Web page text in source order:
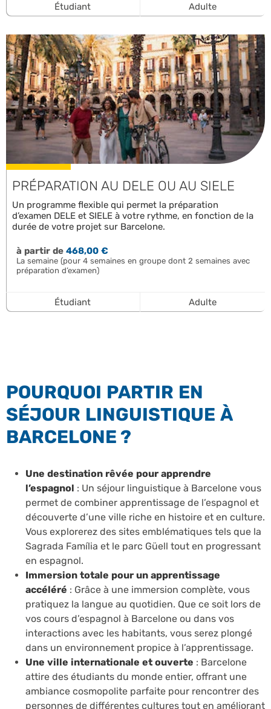
Étudiant Adulte
PRÉPARATION AU DELE OU AU SIELE
Un programme flexible qui permet la préparation
d’examen DELE et SIELE à votre rythme, en fonction de la
durée de votre projet sur Barcelone.
à partir de468,00 €
La semaine (pour 4 semaines en groupe dont 2 semaines avec
préparation d’examen)
Étudiant Adulte
POURQUOI PARTIR EN
SÉJOUR LINGUISTIQUE À
BARCELONE ?
Une destination rêvée pour apprendre
l’espagnol : Un séjour linguistique à Barcelone vous
permet de combiner apprentissage de l’espagnol et
découverte d’une ville riche en histoire et en culture.
Vous explorerez des sites emblématiques tels que la
Sagrada Família et le parc Güell tout en progressant
en espagnol.
Immersion totale pour un apprentissage
accéléré : Grâce à une immersion complète, vous
pratiquez la langue au quotidien. Que ce soit lors de
vos cours d’espagnol à Barcelone ou dans vos
interactions avec les habitants, vous serez plongé
dans un environnement propice à l’apprentissage.
Une ville internationale et ouverte : Barcelone
attire des étudiants du monde entier, offrant une
ambiance cosmopolite parfaite pour rencontrer des
personnes de différentes cultures tout en améliorant